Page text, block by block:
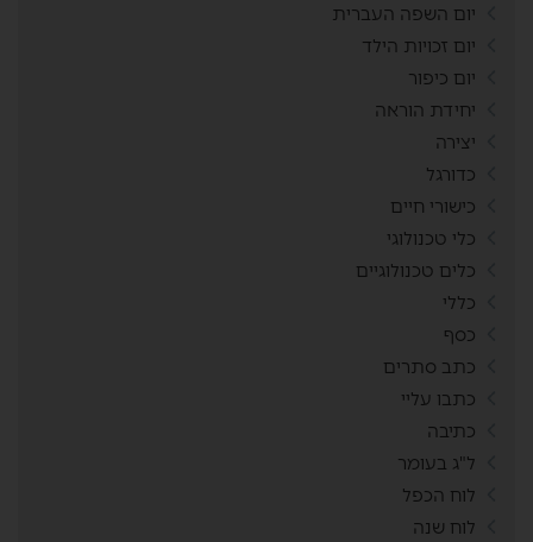
יום השפה העברית
יום זכויות הילד
יום כיפור
יחידת הוראה
יצירה
כדורגל
כישורי חיים
כלי טכנולוגי
כלים טכנולוגיים
כללי
כסף
כתב סתרים
כתבו עליי
כתיבה
ל"ג בעומר
לוח הכפל
לוח שנה